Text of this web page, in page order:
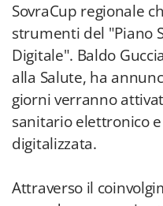
SovraCup regionale
strumenti del "Piano
Digitale". Baldo
alla Salute, ha
giorni verranno
sanitario elettronico
digitalizzata.
Attraverso il